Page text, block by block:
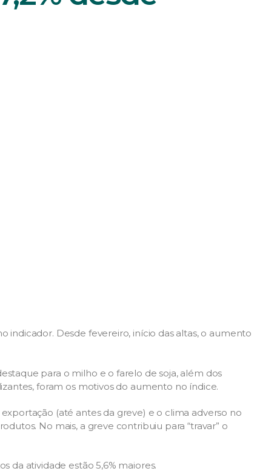
Desde fevereiro, início das altas, o aumento
para o milho e o farelo de soja, além dos
foram os motivos do aumento no índice.
(até antes da greve) e o clima adverso no
No mais, a greve contribuiu para “travar” o
da atividade estão 5,6% maiores.